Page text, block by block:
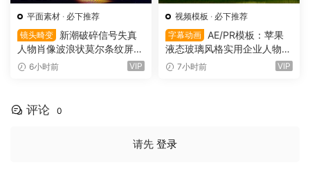
平面素材 · 必下推荐
镜头畸变
新潮破碎信号失真
人物肖像波浪状莫尔条纹屏幕
畸变专辑封面音乐海报传单P
6小时前 VIP
视频模板 · 必下推荐
字幕动画
AE/PR模板：苹果
液态玻璃风格实用企业人物宣
传下横栏字幕条文字标题动画
7小时前 VIP
评论 0
请先 登录